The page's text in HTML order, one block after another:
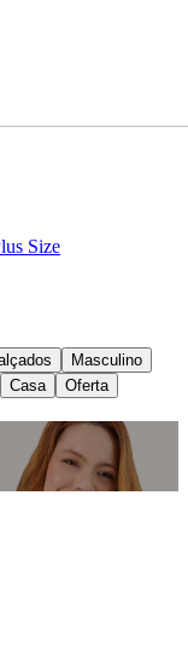
Size
Masculino
Casa Oferta